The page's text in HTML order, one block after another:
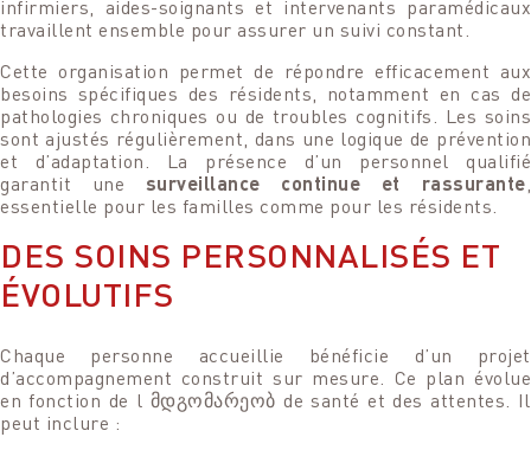
infirmiers, aides-soignants et intervenants paramédicaux
travaillent ensemble pour assurer un suivi constant.
Cette organisation permet de répondre efficacement aux
besoins spécifiques des résidents, notamment en cas de
pathologies chroniques ou de troubles cognitifs. Les soins
sont ajustés régulièrement, dans une logique de prévention
et d’adaptation. La présence d’un personnel qualifié
garantit une surveillance continue et rassurante
essentielle pour les familles comme pour les résidents.
DES SOINS PERSONNALISÉS ET
ÉVOLUTIFS
Chaque personne accueillie bénéficie d’un projet
d’accompagnement construit sur mesure. Ce plan évolue
en fonction de l მდგომარეობ de santé et des attentes. Il
peut inclure :